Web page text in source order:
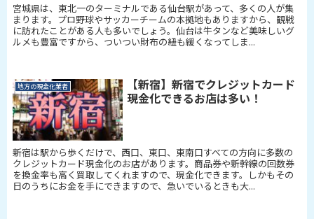
宮城県は、東北一のターミナルである仙台駅があって、多くの人が集
まります。プロ野球やサッカーチームの本拠地もありますから、観戦
に訪れたことがある人も多いでしょう。仙台は牛タンなど美味しいグ
ルメも豊富ですから、ついつい財布の紐も緩くなってしま...
地方の現金化業者
【新宿】新宿でクレジットカード
現金化できるお店は多い！
新宿は駅から歩くだけで、西口、東口、東南口すべての方向に多数の
クレジットカード現金化のお店があります。商品券や新幹線の回数券
を換金率も高く買取してくれますので、現金化できます。しかもその
日のうちにお金を手にできますので、急いでいるときも大...